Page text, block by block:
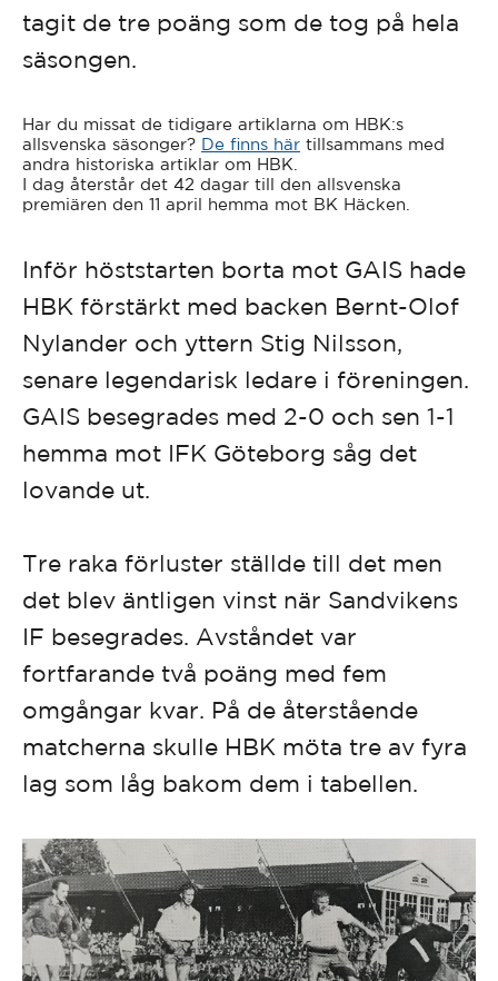
tagit de tre poäng som de tog på hela
säsongen.
Har du missat de tidigare artiklarna om HBK:s
allsvenska säsonger? De finns här tillsammans med
andra historiska artiklar om HBK.
I dag återstår det 42 dagar till den allsvenska
premiären den 11 april hemma mot BK Häcken.
Inför höststarten borta mot GAIS hade
HBK förstärkt med backen Bernt-Olof
Nylander och yttern Stig Nilsson,
senare legendarisk ledare i föreningen.
GAIS besegrades med 2-0 och sen 1-1
hemma mot IFK Göteborg såg det
lovande ut.
Tre raka förluster ställde till det men
det blev äntligen vinst när Sandvikens
IF besegrades. Avståndet var
fortfarande två poäng med fem
omgångar kvar. På de återstående
matcherna skulle HBK möta tre av fyra
lag som låg bakom dem i tabellen.